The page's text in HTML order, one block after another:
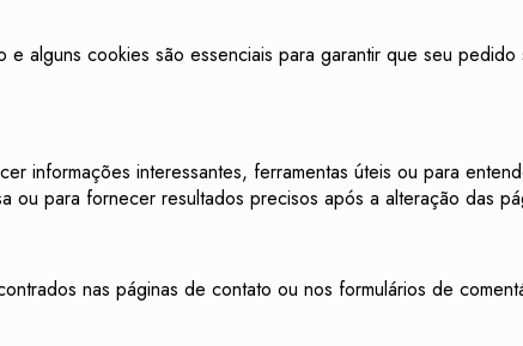
alguns cookies são essenciais para garantir que seu
informações interessantes, ferramentas úteis ou para
ou para fornecer resultados precisos após a alteração das
nas páginas de contato ou nos formulários de